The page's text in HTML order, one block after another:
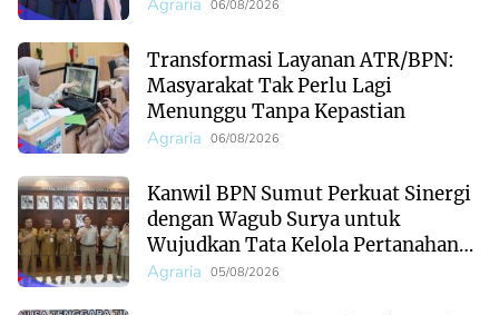
Agraria 06/08/2026
Transformasi Layanan ATR/BPN:
Masyarakat Tak Perlu Lagi
Menunggu Tanpa Kepastian
Agraria 06/08/2026
Kanwil BPN Sumut Perkuat Sinergi
dengan Wagub Surya untuk
Wujudkan Tata Kelola Pertanahan
Profesional
Agraria 05/08/2026